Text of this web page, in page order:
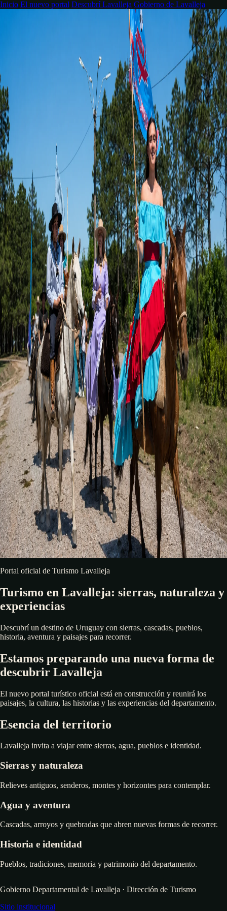
Inicio El nuevo portal Descubrí Lavalleja Gobierno de Lavalleja
Portal oficial de Turismo Lavalleja
Turismo en Lavalleja: sierras, naturaleza y
experiencias
Descubrí un destino de Uruguay con sierras, cascadas, pueblos,
historia, aventura y paisajes para recorrer.
Estamos preparando una nueva forma de
descubrir Lavalleja
El nuevo portal turístico oficial está en construcción y reunirá los
paisajes, la cultura, las historias y las experiencias del departamento.
Esencia del territorio
Lavalleja invita a viajar entre sierras, agua, pueblos e identidad.
Sierras y naturaleza
Relieves antiguos, senderos, montes y horizontes para contemplar.
Agua y aventura
Cascadas, arroyos y quebradas que abren nuevas formas de recorrer.
Historia e identidad
Pueblos, tradiciones, memoria y patrimonio del departamento.
Gobierno Departamental de Lavalleja · Dirección de Turismo
Sitio institucional